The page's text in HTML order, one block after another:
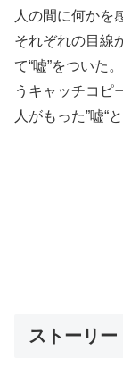
人の間に何かを
それぞれの目線
て“嘘”をついた
うキャッチコピ
人がもった”嘘“
ストーリー